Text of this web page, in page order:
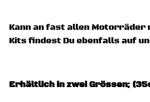
Kann an fast allen
Kits findest Du ebenfalls auf
Erhältlich in zwei Grössen;